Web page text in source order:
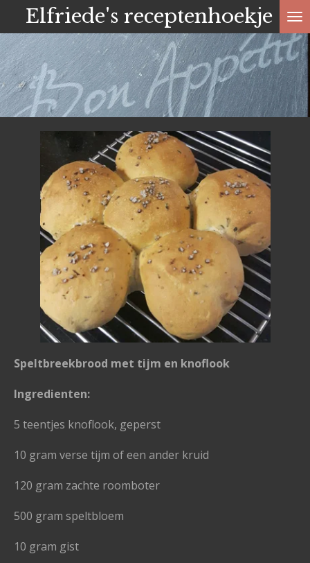
direct
naar
de
hoofdinhoud
Elfriede's receptenhoekje
Speltbreekbrood met tijm en knoflook
Ingredienten:
5 teentjes knoflook, geperst
10 gram verse tijm of een ander kruid
120 gram zachte roomboter
500 gram speltbloem
10 gram gist